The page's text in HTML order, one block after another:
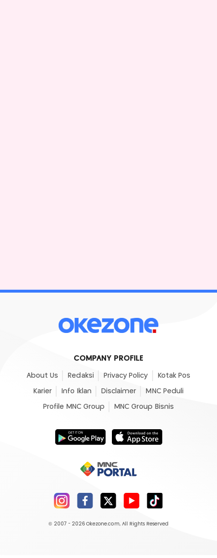
COMPANY PROFILE
About Us Redaksi Privacy Policy Kotak Pos
Karier Info Iklan Disclaimer MNC Peduli
Profile MNC Group MNC Group Bisnis
© 2007 - 2026 Okezone.com, All Rights Reserved